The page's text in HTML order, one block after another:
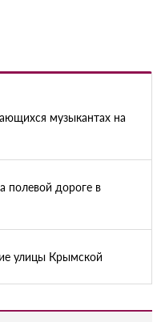
музыкантах на
полевой дороге в
улицы Крымской